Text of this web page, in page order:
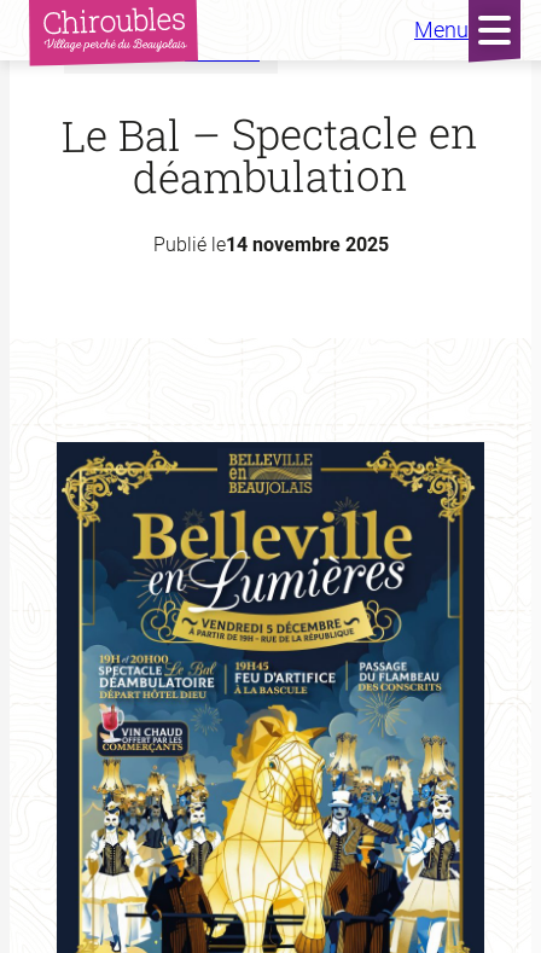
Aller
contenu
Menu
Accueil Actualités
Le Bal – Spectacle en
déambulation
Publié le14 novembre 2025